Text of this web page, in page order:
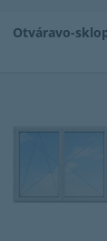
Otváravo-